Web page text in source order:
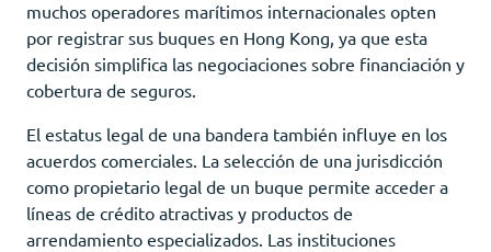
muchos operadores marítimos internacionales opten
por registrar sus buques en Hong Kong, ya que esta
decisión simplifica las negociaciones sobre financiación y
cobertura de seguros.
El estatus legal de una bandera también influye en los
acuerdos comerciales. La selección de una jurisdicción
como propietario legal de un buque permite acceder a
líneas de crédito atractivas y productos de
arrendamiento especializados. Las instituciones